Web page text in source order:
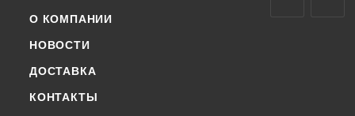
О КОМПАНИИ
НОВОСТИ
ДОСТАВКА
КОНТАКТЫ